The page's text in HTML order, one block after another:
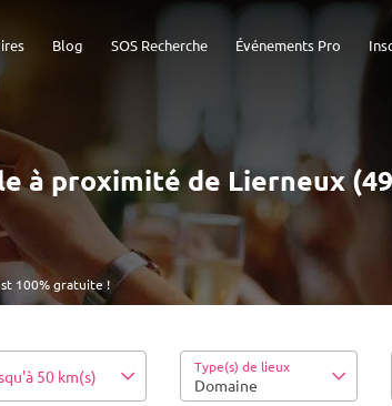
Événements Pro
SOS Recherche
Blog
100% gratuite !
à proximité de Lierneux
50 km(s) Type(s) de lieux
Domaine